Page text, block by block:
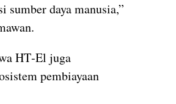
sumber daya manusia,”
HT‑El juga
pembiayaan